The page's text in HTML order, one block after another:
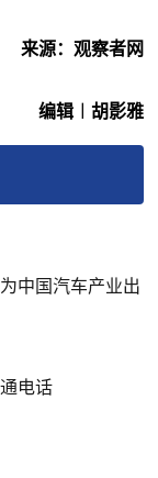
来源：观察者网
编辑︱胡影雅
中国汽车产业出
电话